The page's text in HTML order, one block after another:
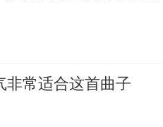
非常适合这首曲子